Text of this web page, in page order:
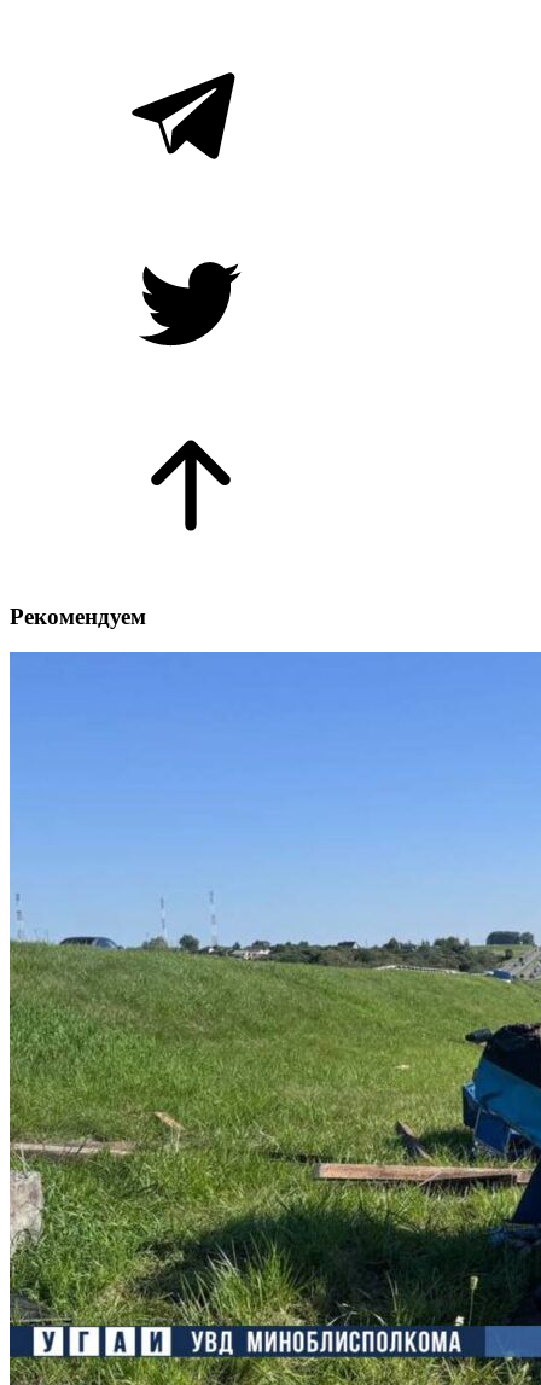
Рекомендуем